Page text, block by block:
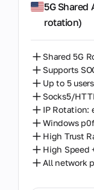
30天 / ∞ GB
5G Shared
rotation)
Shared 5G
Supports
Up to 5
Socks5/
IP Rotation:
Windows
High Trust
High Speed
All network